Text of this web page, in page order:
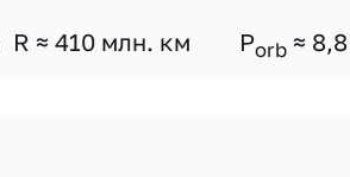
R ≈ 410 млн. км Porb ≈ 8,8